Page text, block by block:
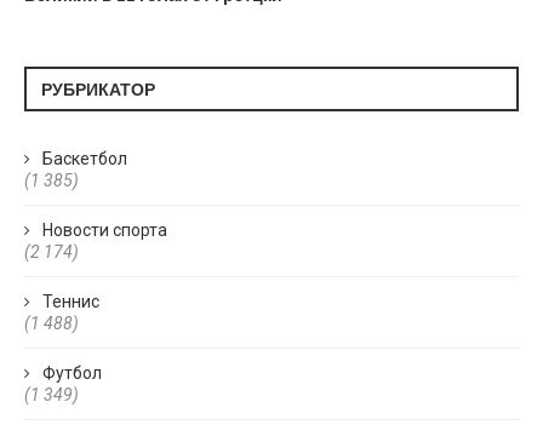
РУБРИКАТОР
Баскетбол
(1 385)
Новости спорта
(2 174)
Теннис
(1 488)
Футбол
(1 349)